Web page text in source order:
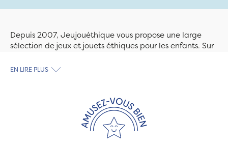
Depuis 2007, Jeujouéthique vous propose une large
sélection de jeux et jouets éthiques pour les enfants. Sur
découvrez le plus grand choix de jouets en bois
les jeux et jouets en bois de qualité et engagés dans le
développement durable. Ils nous fabriquent des jouets
pour les jeunes enfants, des jeux d'éveil, des jeux de
société, des jouets d'imitation, des jeux de plein air, ... et
EN LIRE PLUS